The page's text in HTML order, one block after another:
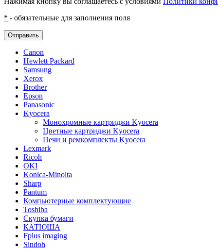
* - обязательные для заполнения поля
Отправить
Canon
Hewlett Packard
Samsung
Xerox
Brother
Epson
Panasonic
Kyocera
Монохромные картриджи Kyocera
Цветные картриджи Kyocera
Печи и ремкомплекты Kyocera
Lexmark
Ricoh
OKI
Konica-Minolta
Sharp
Pantum
Компьютерные комплектующие
Toshiba
Скупка бумаги
КАТЮША
Fplus imaging
Sindoh